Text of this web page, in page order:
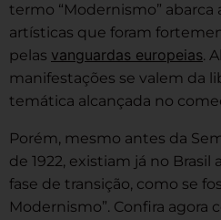
termo “Modernismo” abarca
artísticas que foram
pelas vanguardas europeias.
manifestações se valem da
temática alcançada no
Porém, mesmo antes da
de 1922, existiam já no
fase de transição, como se
Modernismo”. Confira agora